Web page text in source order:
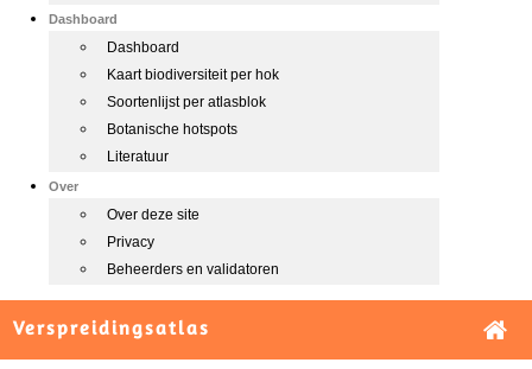
Dashboard
Dashboard
Kaart biodiversiteit per hok
Soortenlijst per atlasblok
Botanische hotspots
Literatuur
Over
Over deze site
Privacy
Beheerders en validatoren
Verspreidingsatlas